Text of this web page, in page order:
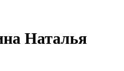
Наталья